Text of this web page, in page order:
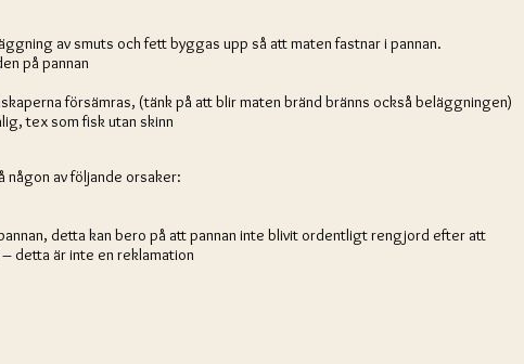
av smuts och fett byggas upp så att maten fastnar i pannan.
på pannan
försämras, (tänk på att blir maten bränd bränns också beläggningen)
tex som fisk utan skinn
av följande orsaker:
detta kan bero på att pannan inte blivit ordentligt rengjord efter att
detta är inte en reklamation